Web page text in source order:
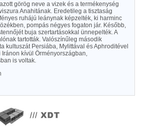
görög neve a vizek és a termékenység
Anahitának. Eredetileg a tisztaság
ruhájú leánynak képzelték, ki harminc
pompás négyes fogaton jár. Később,
buja szertartásokkal ünnepelték. A
tartották. Valószínűleg második
kultuszát Persiába, Mylittával és Aphroditével
kívül Örményországban,
is voltak.